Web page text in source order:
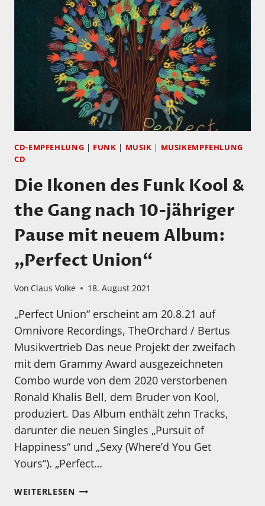
5
NEUE
TOLLE
BLUES-
ALBEN!
CD-EMPFEHLUNG FUNK MUSIK
MUSIKEMPFEHLUNG
CD
Die Ikonen des Funk Kool &
the Gang nach 10-jähriger
Pause mit neuem Album:
„Perfect Union“
Von Claus Volke 18. August 2021
„Perfect Union“ erscheint am 20.8.21 auf
Omnivore Recordings, TheOrchard / Bertus
Musikvertrieb Das neue Projekt der zweifach
mit dem Grammy Award ausgezeichneten
Combo wurde von dem 2020 verstorbenen
Ronald Khalis Bell, dem Bruder von Kool,
produziert. Das Album enthält zehn Tracks,
darunter die neuen Singles „Pursuit of
Happiness“ und „Sexy (Where’d You Get
Yours“). „Perfect…
WEITERLESENDIE